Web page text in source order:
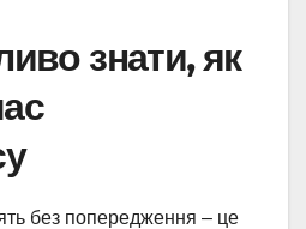
знати, як
без попередження – це